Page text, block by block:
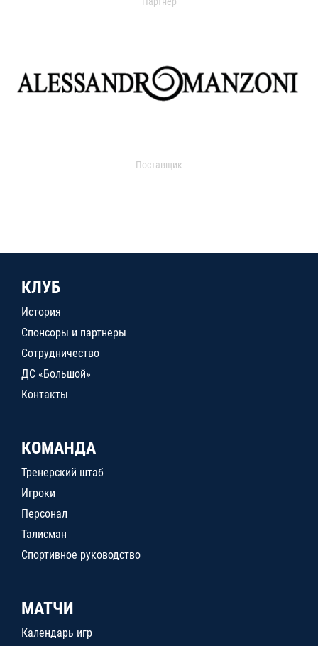
Поставщик
КЛУБ
История
Спонсоры и партнеры
Сотрудничество
ДС «Большой»
Контакты
КОМАНДА
Тренерский штаб
Игроки
Персонал
Талисман
Спортивное руководство
МАТЧИ
Календарь игр